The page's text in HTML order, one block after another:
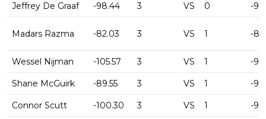
Jeffrey De Graaf -98.44 3 VS 0 -
Madars Razma -82.03 3 VS 1 -
Wessel Nijman -105.57 3 VS 1 -
Shane McGuirk -89.55 3 VS 1 -
Connor Scutt -100.30 3 VS 1 -